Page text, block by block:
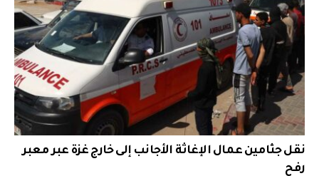
نقل جثامين عمال الإغاثة الأجانب إلى خارج غزة عبر معبر
رفح